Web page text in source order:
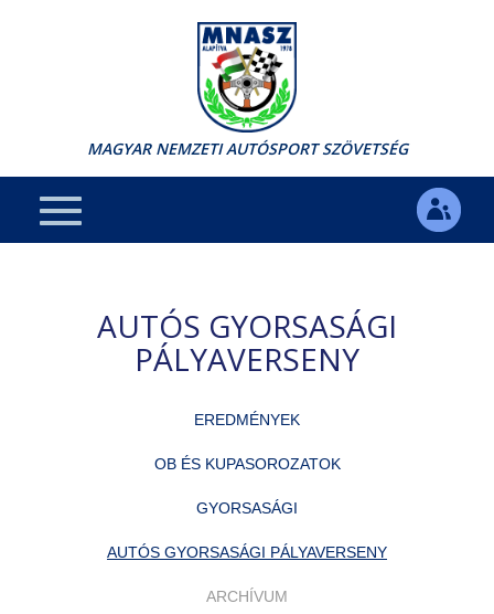
MAGYAR NEMZETI AUTÓSPORT SZÖVETSÉG
AUTÓS GYORSASÁGI
PÁLYAVERSENY
EREDMÉNYEK
OB ÉS KUPASOROZATOK
GYORSASÁGI
AUTÓS GYORSASÁGI PÁLYAVERSENY
ARCHÍVUM